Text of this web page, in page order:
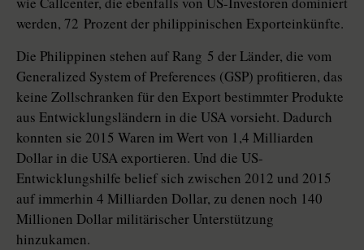
werden, 72 Prozent der philippinischen Exporteinkünfte.
Die Philippinen stehen auf Rang 5 der Länder, die vom
Generalized System of Preferences (GSP) profitieren, das
keine Zollschranken für den Export bestimmter Produkte
aus Entwicklungsländern in die USA vorsieht. Dadurch
konnten sie 2015 Waren im Wert von 1,4 Milliarden
Dollar in die USA exportieren. Und die US-
Entwicklungshilfe belief sich zwischen 2012 und 2015
auf immerhin 4 Milliarden Dollar, zu denen noch 140
Millionen Dollar militärischer Unterstützung
hinzukamen.